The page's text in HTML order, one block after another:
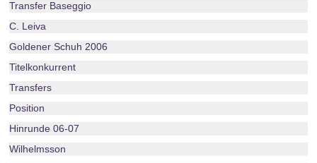
Transfer Baseggio
C. Leiva
Goldener Schuh 2006
Titelkonkurrent
Transfers
Position
Hinrunde 06-07
Wilhelmsson